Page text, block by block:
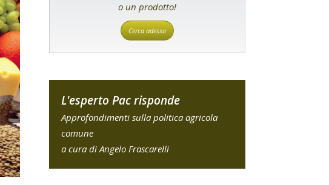
o un prodotto!
Cerca adesso
L'esperto Pac risponde
Approfondimenti sulla politica agricola
comune
a cura di Angelo Frascarelli